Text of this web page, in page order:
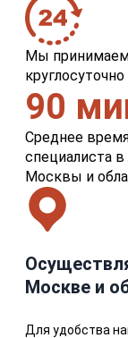
Мы принимаем
круглосуточно
90
Среднее
специалиста
Москвы и
Москве и
Для удобства